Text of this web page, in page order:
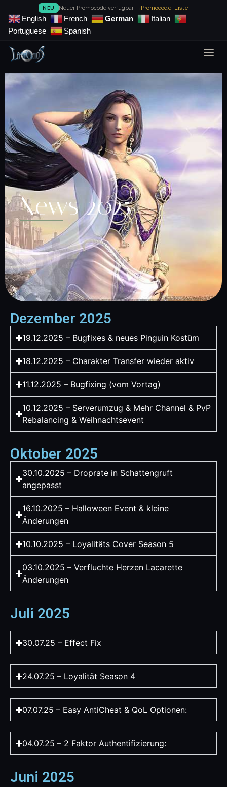
NEU Neuer Promocode verfügbar → Promocode-Liste
English French German
Italian
Portuguese
Spanish
News 2025
Dezember 2025
19.12.2025 – Bugfixes & neues Pinguin Kostüm
18.12.2025 – Charakter Transfer wieder aktiv
11.12.2025 – Bugfixing (vom Vortag)
10.12.2025 – Serverumzug & Mehr Channel & PvP
Rebalancing & Weihnachtsevent
Oktober 2025
30.10.2025 – Droprate in Schattengruft
angepasst
16.10.2025 – Halloween Event & kleine
Änderungen
10.10.2025 – Loyalitäts Cover Season 5
03.10.2025 – Verfluchte Herzen Lacarette
Änderungen
Juli 2025
30.07.25 – Effect Fix
24.07.25 – Loyalität Season 4
07.07.25 – Easy AntiCheat & QoL Optionen:
04.07.25 – 2 Faktor Authentifizierung:
Juni 2025